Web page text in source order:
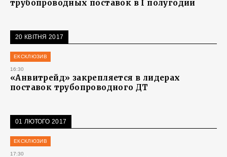
трубопроводных поставок в I полугодии
20 КВІТНЯ 2017
ЕКСКЛЮЗИВ
16:30
«Анвитрейд» закрепляется в лидерах
поставок трубопроводного ДТ
01 ЛЮТОГО 2017
ЕКСКЛЮЗИВ
17:30